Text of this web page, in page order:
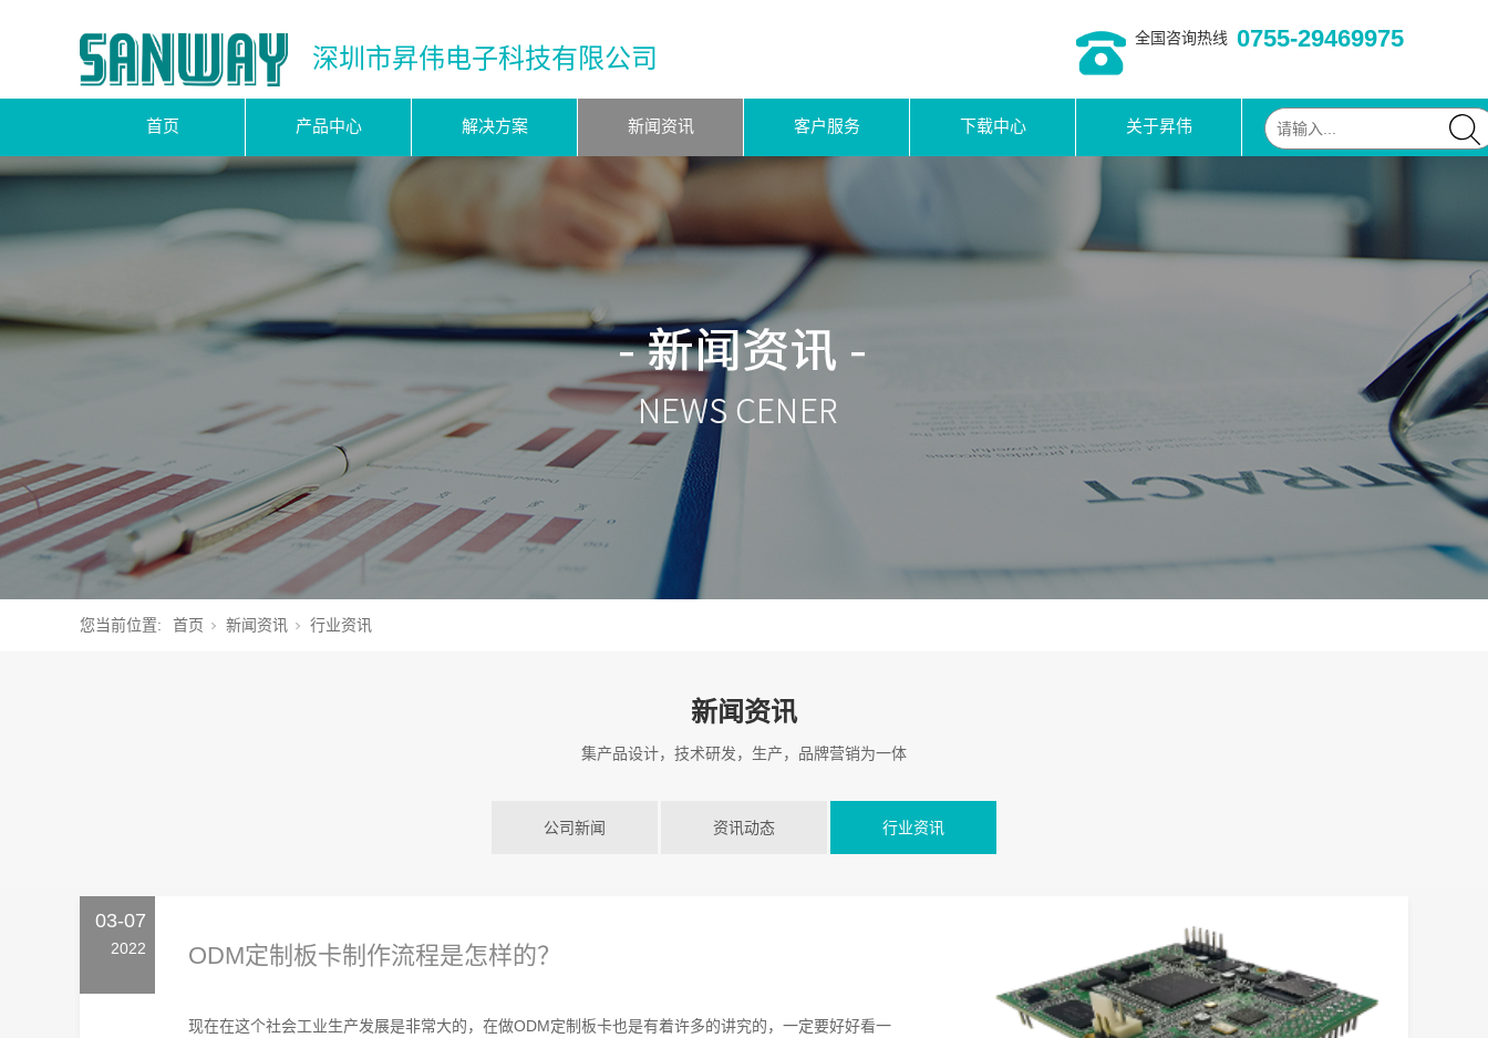
深圳市昇伟电子科技有限公司
全国咨询热线 0755-29469975
首页 产品中心 解决方案 新闻资讯 客户服务 下载中心 关于昇伟
您当前位置: 首页 新闻资讯 行业资讯
新闻资讯
集产品设计，技术研发，生产，品牌营销为一体
公司新闻 资讯动态 行业资讯
03-07
2022 ODM定制板卡制作流程是怎样的？
现在在这个社会工业生产发展是非常大的，在做ODM定制板卡‍也是有着许多的讲究的，一定要好好看一